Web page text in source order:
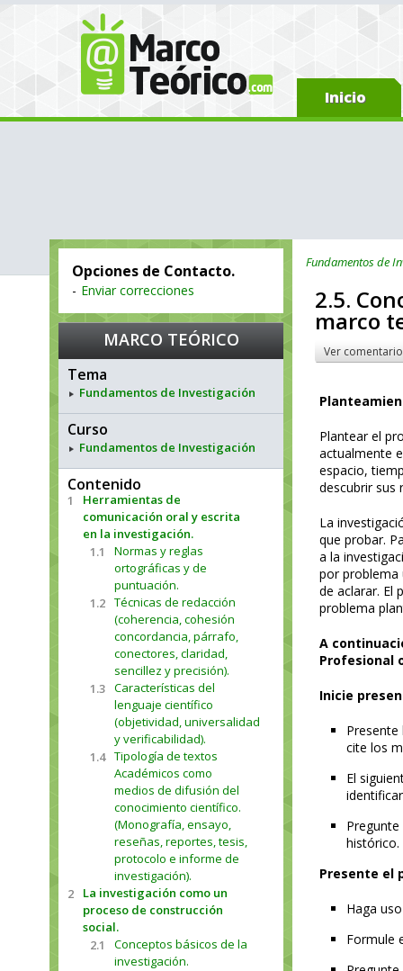
Inicio
Opciones de Contacto.
- Enviar correcciones
MARCO TEÓRICO
Tema
Fundamentos de Investigación
Curso
Fundamentos de Investigación
Contenido
1
Herramientas de
comunicación oral y escrita
en la investigación.
1.1
Normas y reglas
ortográficas y de
puntuación.
1.2 Técnicas de redacción
(coherencia, cohesión
concordancia, párrafo,
conectores, claridad,
sencillez y precisión).
1.3 Características del
lenguaje científico
(objetividad, universalidad
y verificabilidad).
1.4 Tipología de textos
Académicos como
medios de difusión del
conocimiento científico.
(Monografía, ensayo,
reseñas, reportes, tesis,
protocolo e informe de
investigación).
2
La investigación como un
proceso de construcción
social.
2.1
Conceptos básicos de la
investigación.
Fundamentos de
2.5.
marco
Ver
Plantear el
actualmente
espacio,
descubrir sus
La
que probar.
a la
por problema
de aclarar. El
problema
A
Profesional
Inicie
cite los
El
histórico.
Presente el
Haga
Formule